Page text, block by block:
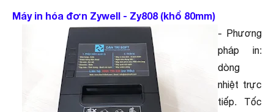
Máy in hóa đơn Zywell - Zy808 (khổ 80mm)
- Phương
pháp in:
dòng
nhiệt trực
tiếp. Tốc